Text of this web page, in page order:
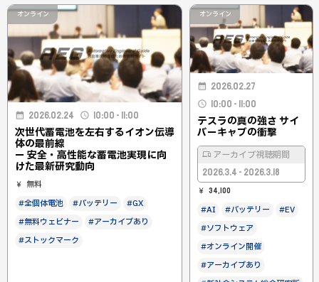
オンライン
2026.02.24 10:00 - 11:00
次世代蓄電池を左右するイオン伝導
体の最前線
ー 安全・高性能な蓄電池実現に向
けた最新研究動向
無料
#全個体電池 #バッテリー
#GX
#無料ウェビナー
#アーカイブあり
#ストックマーク
オンライン
2026.02.27
10:00 - 11:00
テスラの真の強さ サイ
バーキャブの衝撃
アーカイブ視聴期間
2026.3.4 - 2026.3.18
34,100
#AI #バッテリー
#EV
#ソフトウェア
#オンライン開催
#アーカイブあり